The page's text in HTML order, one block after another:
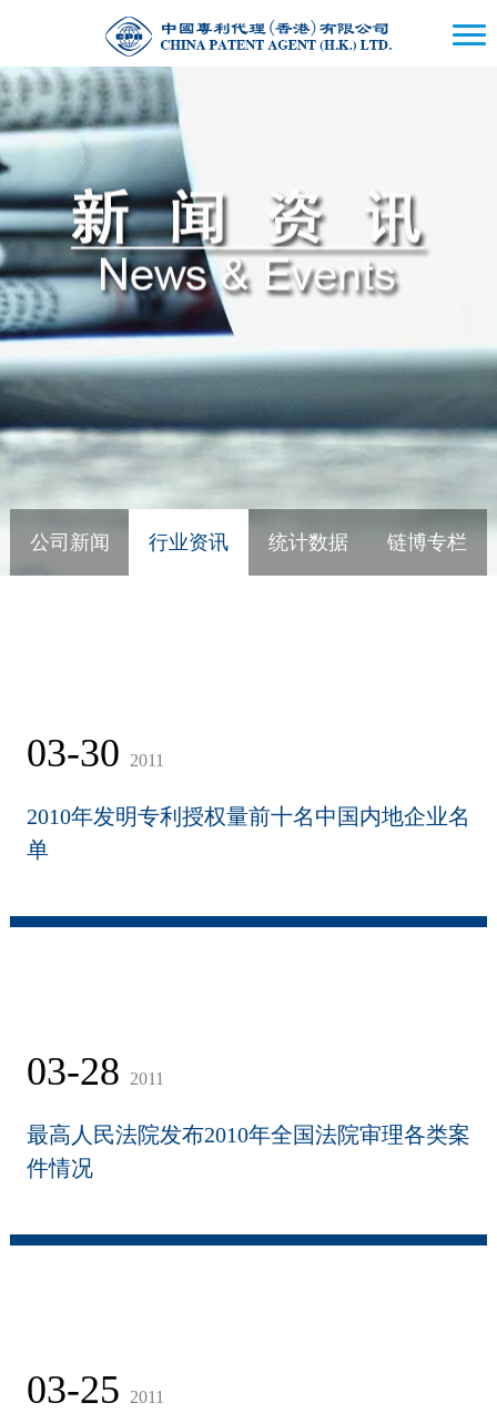
公司新闻 行业资讯 统计数据 链博专栏
03-30 2011
2010年发明专利授权量前十名中国内地企业名
单
03-28 2011
最高人民法院发布2010年全国法院审理各类案
件情况
03-25 2011